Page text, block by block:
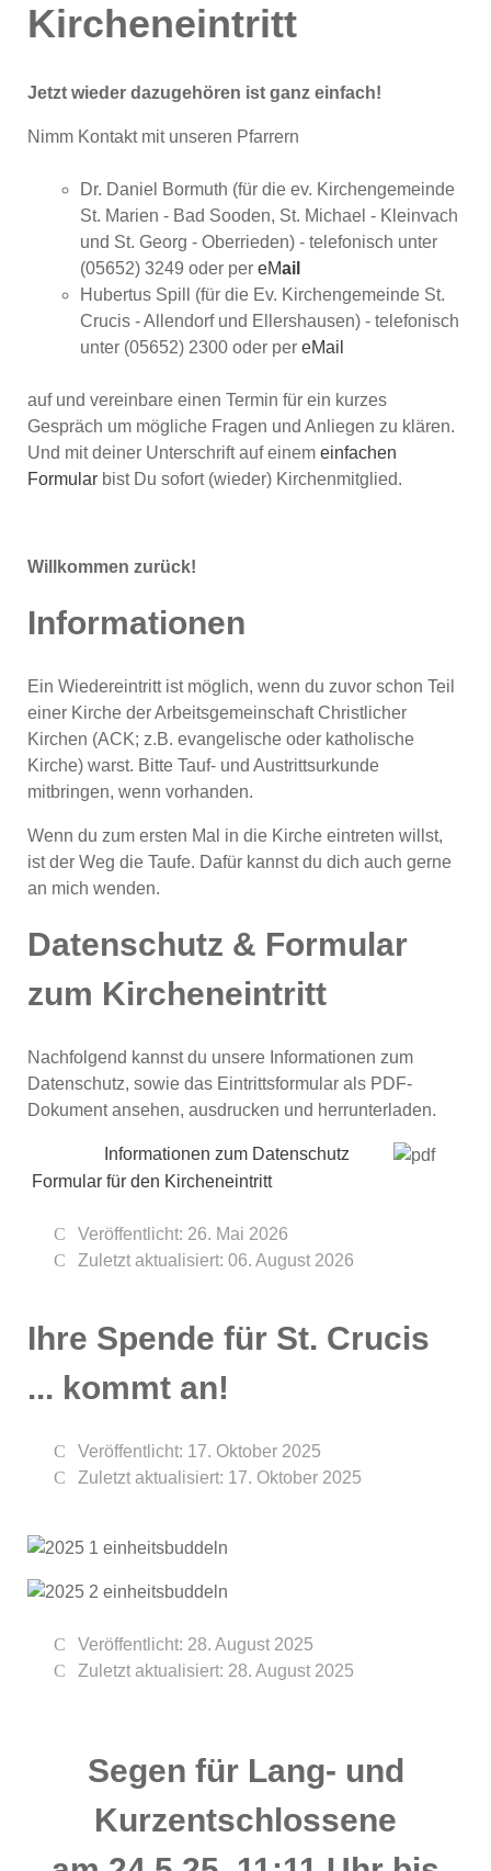
Kircheneintritt
Jetzt wieder dazugehören ist ganz einfach!
Nimm Kontakt mit unseren Pfarrern
Dr. Daniel Bormuth (für die ev. Kirchengemeinde
St. Marien - Bad Sooden, St. Michael - Kleinvach
und St. Georg - Oberrieden) - telefonisch unter
(05652) 3249 oder per eMail
Hubertus Spill (für die Ev. Kirchengemeinde St.
Crucis - Allendorf und Ellershausen) - telefonisch
unter (05652) 2300 oder per eMail
auf und vereinbare einen Termin für ein kurzes
Gespräch um mögliche Fragen und Anliegen zu klären.
Und mit deiner Unterschrift auf einem einfachen
Formular bist Du sofort (wieder) Kirchenmitglied.
Willkommen zurück!
Informationen
Ein Wiedereintritt ist möglich, wenn du zuvor schon Teil
einer Kirche der Arbeitsgemeinschaft Christlicher
Kirchen (ACK; z.B. evangelische oder katholische
Kirche) warst. Bitte Tauf- und Austrittsurkunde
mitbringen, wenn vorhanden.
Wenn du zum ersten Mal in die Kirche eintreten willst,
ist der Weg die Taufe. Dafür kannst du dich auch gerne
an mich wenden.
Datenschutz & Formular
zum Kircheneintritt
Nachfolgend kannst du unsere Informationen zum
Datenschutz, sowie das Eintrittsformular als PDF-
Dokument ansehen, ausdrucken und herrunterladen.
Informationen zum Datenschutz
Formular für den Kircheneintritt
Veröffentlicht: 26. Mai 2026
Zuletzt aktualisiert: 06. August 2026
Ihre Spende für St. Crucis
... kommt an!
Veröffentlicht: 17. Oktober 2025
Zuletzt aktualisiert: 17. Oktober 2025
Veröffentlicht: 28. August 2025
Zuletzt aktualisiert: 28. August 2025
Segen für Lang- und
Kurzentschlossene